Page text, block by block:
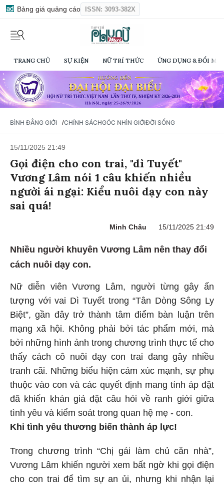
Bảng giá quảng cáo ISSN: 3093-382X
TRANG CHỦ SỰ KIỆN NỮ TRÍ THỨC ỨNG DỤNG & ĐỔI
BÌNH ĐẲNG GIỚI /CHÍNH SÁCHGÓC NHÌN GIỚIĐỜI SỐNG
15/11/2025 21:49
Gọi điện cho con trai, "dì Tuyết"
Vương Lâm nói 1 câu khiến nhiều
người ái ngại: Kiểu nuôi dạy con này
sai quá!
Minh Châu 15/11/2025 21:49
Nhiều người khuyên Vương Lâm nên thay đổi
cách nuôi dạy con.
Nữ diễn viên Vương Lâm, người từng gây ấn
tượng với vai Dì Tuyết trong “Tân Dòng Sông Ly
Biệt”, gần đây trở thành tâm điểm bàn luận trên
mạng xã hội. Không phải bởi tác phẩm mới, mà
bởi những hình ảnh trong chương trình thực tế cho
thấy cách cô nuôi dạy con trai đang gây nhiều
tranh cãi. Những biểu hiện cảm xúc mạnh, sự phụ
thuộc vào con và các quyết định mang tính áp đặt
đã khiến khán giả đặt câu hỏi về ranh giới giữa
tình yêu và kiểm soát trong quan hệ mẹ - con.
Khi tình yêu thương biến thành áp lực!
Trong chương trình “Chị gái làm chủ căn nhà”,
Vương Lâm khiến người xem bất ngờ khi gọi điện
cho con trai để tìm sự an ủi, nhưng khi nhận lại